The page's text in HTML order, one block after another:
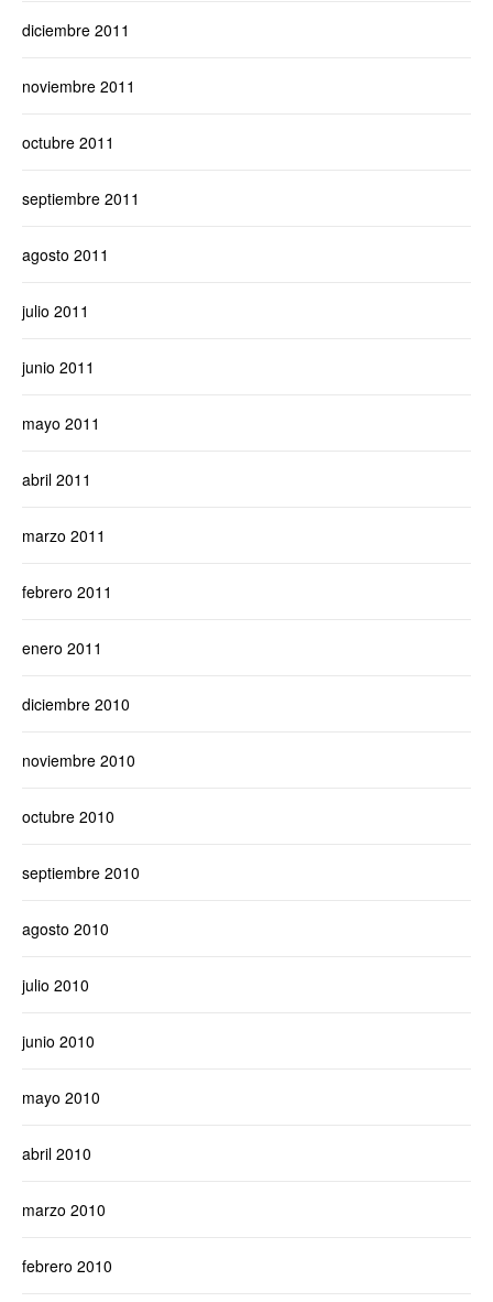
diciembre 2011
noviembre 2011
octubre 2011
septiembre 2011
agosto 2011
julio 2011
junio 2011
mayo 2011
abril 2011
marzo 2011
febrero 2011
enero 2011
diciembre 2010
noviembre 2010
octubre 2010
septiembre 2010
agosto 2010
julio 2010
junio 2010
mayo 2010
abril 2010
marzo 2010
febrero 2010